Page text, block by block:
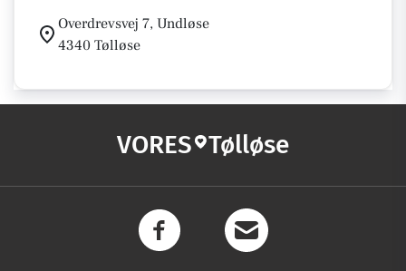
Overdrevsvej 7, Undløse
4340 Tølløse
VORES Tølløse